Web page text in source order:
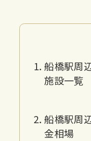
船橋駅周
施設一覧
船橋駅周
金相場